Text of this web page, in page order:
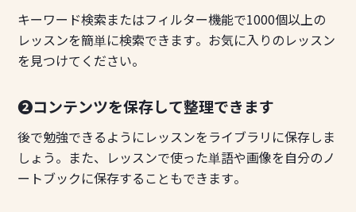
キーワード検索またはフィルター機能で1000個以上の
レッスンを簡単に検索できます。お気に入りのレッスン
を見つけてください。
❷コンテンツを保存して整理できます
後で勉強できるようにレッスンをライブラリに保存しま
しょう。また、レッスンで使った単語や画像を自分のノ
ートブックに保存することもできます。